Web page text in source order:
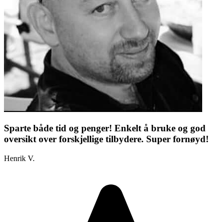
Sparte både tid og penger! Enkelt å bruke og god
oversikt over forskjellige tilbydere. Super fornøyd!
Henrik V.